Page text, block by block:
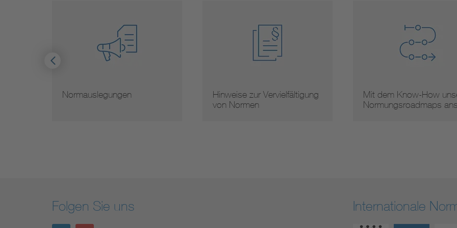
Hinweise zur Vervielfältigung
Mit dem Know-How unserer
Normungsroadmaps ans …
Arbeitsergebnisse
Folgen Sie uns Internationale